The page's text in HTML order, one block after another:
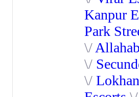
Kanpur
Park
\/
\/
\/